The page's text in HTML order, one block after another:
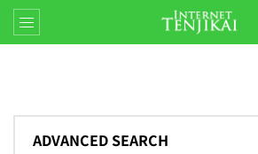
ADVANCED SEARCH